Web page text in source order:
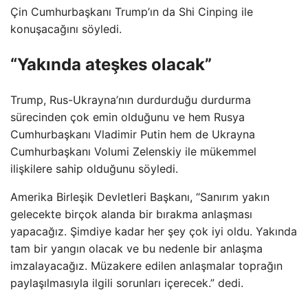
Çin Cumhurbaşkanı Trump’ın da Shi Cinping ile
konuşacağını söyledi.
“Yakında ateşkes olacak”
Trump, Rus-Ukrayna’nın durdurduğu durdurma
sürecinden çok emin olduğunu ve hem Rusya
Cumhurbaşkanı Vladimir Putin hem de Ukrayna
Cumhurbaşkanı Volumi Zelenskiy ile mükemmel
ilişkilere sahip olduğunu söyledi.
Amerika Birleşik Devletleri Başkanı, “Sanırım yakın
gelecekte birçok alanda bir bırakma anlaşması
yapacağız. Şimdiye kadar her şey çok iyi oldu. Yakında
tam bir yangın olacak ve bu nedenle bir anlaşma
imzalayacağız. Müzakere edilen anlaşmalar toprağın
paylaşılmasıyla ilgili sorunları içerecek.” dedi.